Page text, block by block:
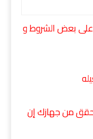
على بعض الشروط و
من جهازك إن